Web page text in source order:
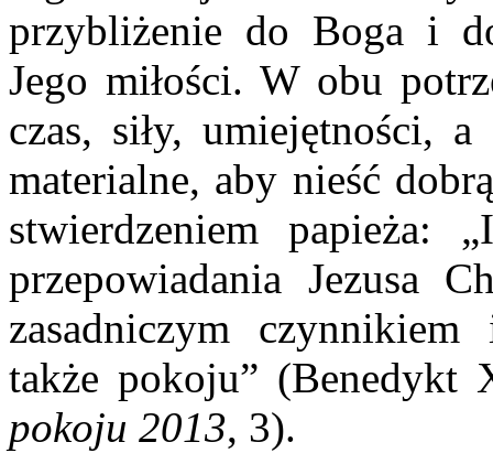
przybliżenie do Boga i
Jego miłości. W obu
czas, siły, umiejętności,
materialne, aby nieść
stwierdzeniem papieża:
przepowiadania Jezusa
zasadniczym
także pokoju”
pokoju 2013, 3).